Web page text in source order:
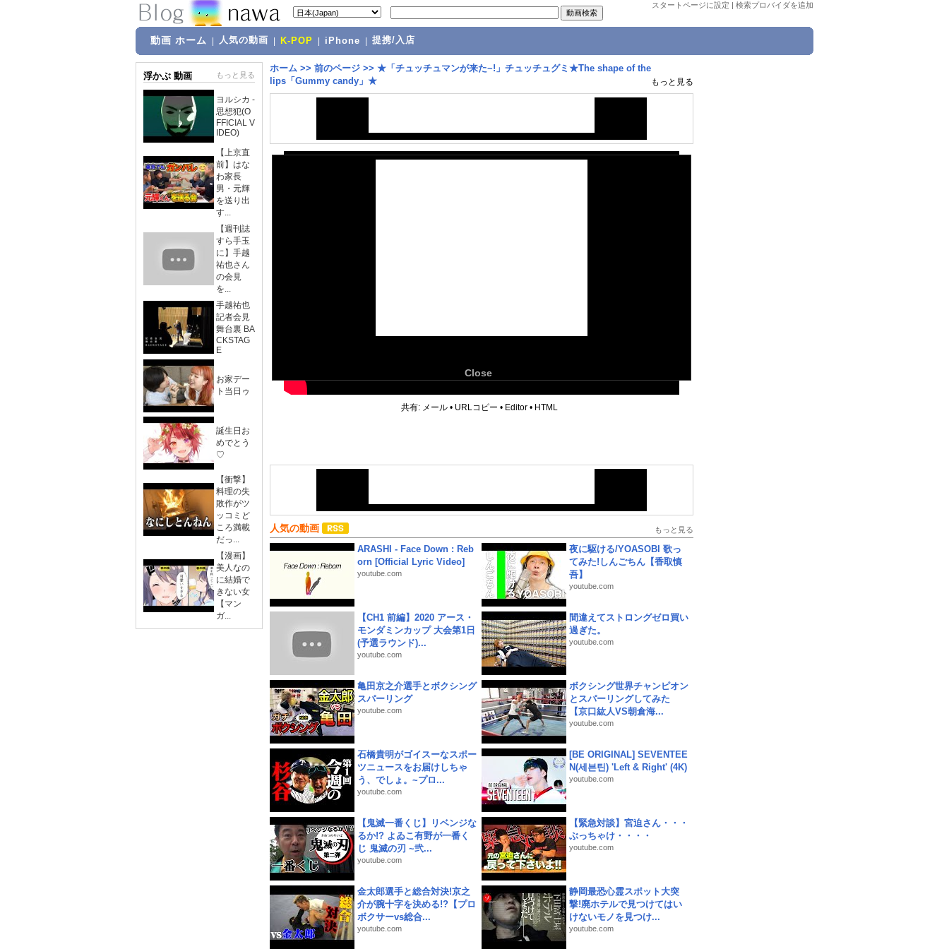
スタートページに設定 | 検索プロバイダを追加
動画 ホーム 人気の動画 K-POP iPhone 提携/入店
浮かぶ 動画 もっと見る
ヨルシカ -
思想犯(O
FFICIAL V
IDEO)
【上京直
前】はな
わ家長
男・元輝
を送り出
す...
【週刊誌
すら手玉
に】手越
祐也さん
の会見
を...
手越祐也
記者会見
舞台裏 BA
CKSTAG
E
お家デー
ト当日ゥ
誕生日お
めでとう
♡
【衝撃】
料理の失
敗作がツ
ッコミど
ころ満載
だっ...
【漫画】
美人なの
に結婚で
きない女
【マン
ガ...
ホーム >> 前のページ >> ★「チュッチュマンが来た~!」チュッチュグミ★The shape of the
lips「Gummy candy」★
もっと見る
Close
共有: メール • URLコピー • Editor • HTML
人気の動画 もっと見る
ARASHI - Face Down : Reb
orn [Official Lyric Video]
youtube.com
夜に駆ける/YOASOBI 歌っ
てみた!しんごちん【香取慎
吾】
youtube.com
【CH1 前編】2020 アース・
モンダミンカップ 大会第1日
(予選ラウンド)...
youtube.com
間違えてストロングゼロ買い
過ぎた。
youtube.com
亀田京之介選手とボクシング
スパーリング
youtube.com
ボクシング世界チャンピオン
とスパーリングしてみた
【京口紘人VS朝倉海...
youtube.com
石橋貴明がゴイスーなスポー
ツニュースをお届けしちゃ
う、でしょ。~プロ...
youtube.com
[BE ORIGINAL] SEVENTEE
N(세븐틴) 'Left & Right' (4K)
youtube.com
【鬼滅一番くじ】リベンジな
るか!? よゐこ有野が一番く
じ 鬼滅の刃 ~弐...
youtube.com
【緊急対談】宮迫さん・・・
ぶっちゃけ・・・・
youtube.com
金太郎選手と総合対決!京之
介が腕十字を決める!?【プロ
ボクサーvs総合...
youtube.com
静岡最恐心霊スポット大突
撃!廃ホテルで見つけてはい
けないモノを見つけ...
youtube.com